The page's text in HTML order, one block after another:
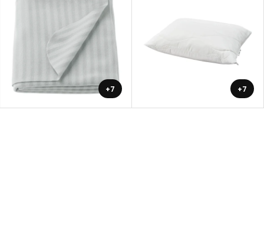
+7 +7